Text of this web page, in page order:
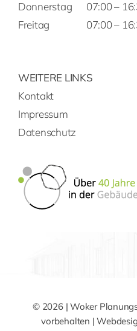
Donnerstag
Freitag
07:00 –
07:00 –
WEITERE LINKS
Kontakt
Impressum
Datenschutz
© 2026 | Woker
vorbehalten |